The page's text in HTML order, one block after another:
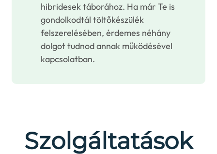
hibridesek táborához. Ha már Te is
gondolkodtál töltőkészülék
felszerelésében, érdemes néhány
dolgot tudnod annak működésével
kapcsolatban.
Szolgáltatások